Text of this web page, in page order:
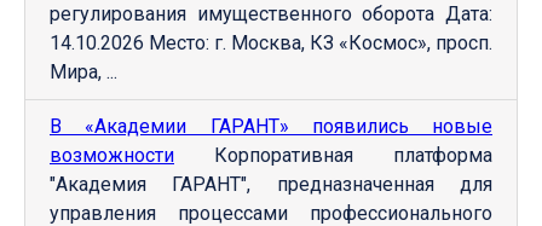
регулирования имущественного оборота Дата:
14.10.2026 Место: г. Москва, КЗ «Космос», просп.
Мира, ...
В «Академии ГАРАНТ» появились новые
возможности Корпоративная платформа
"Академия ГАРАНТ", предназначенная для
управления процессами профессионального